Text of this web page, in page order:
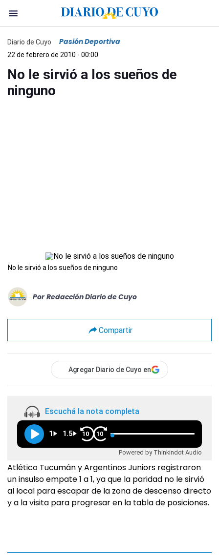
Diario de Cuyo Pasión Deportiva
22 de febrero de 2010 - 00:00
No le sirvió a los sueños de
ninguno
No le sirvió a los sueños de ninguno
Por Redacción Diario de Cuyo
Compartir
Agregar Diario de Cuyo en
Escuchá la nota completa
1 1.5 10 10
Powered by Thinkindot Audio
Atlético Tucumán y Argentinos Juniors registraron
un insulso empate 1 a 1, ya que la paridad no le sirvió
al local para escapar de la zona de descenso directo
y a la visita para progresar en la tabla de posiciones.